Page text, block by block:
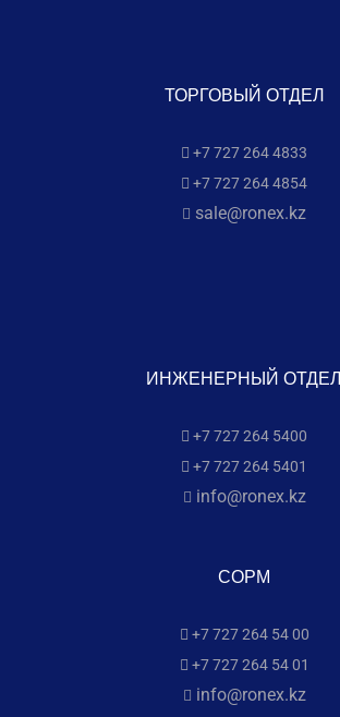
ТОРГОВЫЙ ОТДЕЛ
+7 727 264 4833
+7 727 264 4854
sale@ronex.kz
ИНЖЕНЕРНЫЙ ОТДЕЛ
+7 727 264 5400
+7 727 264 5401
info@ronex.kz
СОРМ
+7 727 264 54 00
+7 727 264 54 01
info@ronex.kz